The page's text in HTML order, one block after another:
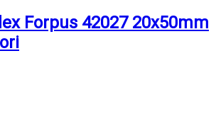
Forpus 42027 20x50mm